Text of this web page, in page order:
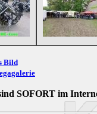
Bild
SOFORTim